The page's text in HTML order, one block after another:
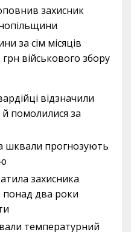
захисник
за сім місяців
військового збору
відзначили
помолилися за
шквали прогнозують
захисника
понад два роки
температурний